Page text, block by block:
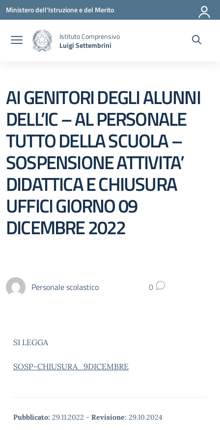
Vai ai contenuti
Vai al menu di navigazione
Vai al footer
Ministero dell'Istruzione e del Merito
Istituto Comprensivo
Luigi Settembrini
AI GENITORI DEGLI ALUNNI
DELL’IC – AL PERSONALE
TUTTO DELLA SCUOLA –
SOSPENSIONE ATTIVITA’
DIDATTICA E CHIUSURA
UFFICI GIORNO 09
DICEMBRE 2022
Personale scolastico 0
SI LEGGA
SOSP-CHIUSURA_9DICEMBRE
Pubblicato: 29.11.2022 - Revisione: 29.10.2024